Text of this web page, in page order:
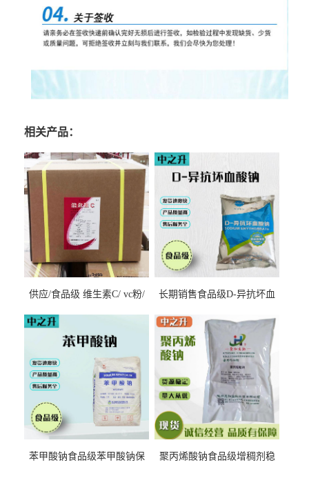
相关产品：
供应/食品级 维生素C/ vc粉/
长期销售食品级D-异抗坏血
苯甲酸钠食品级苯甲酸钠保
聚丙烯酸钠食品级增稠剂稳